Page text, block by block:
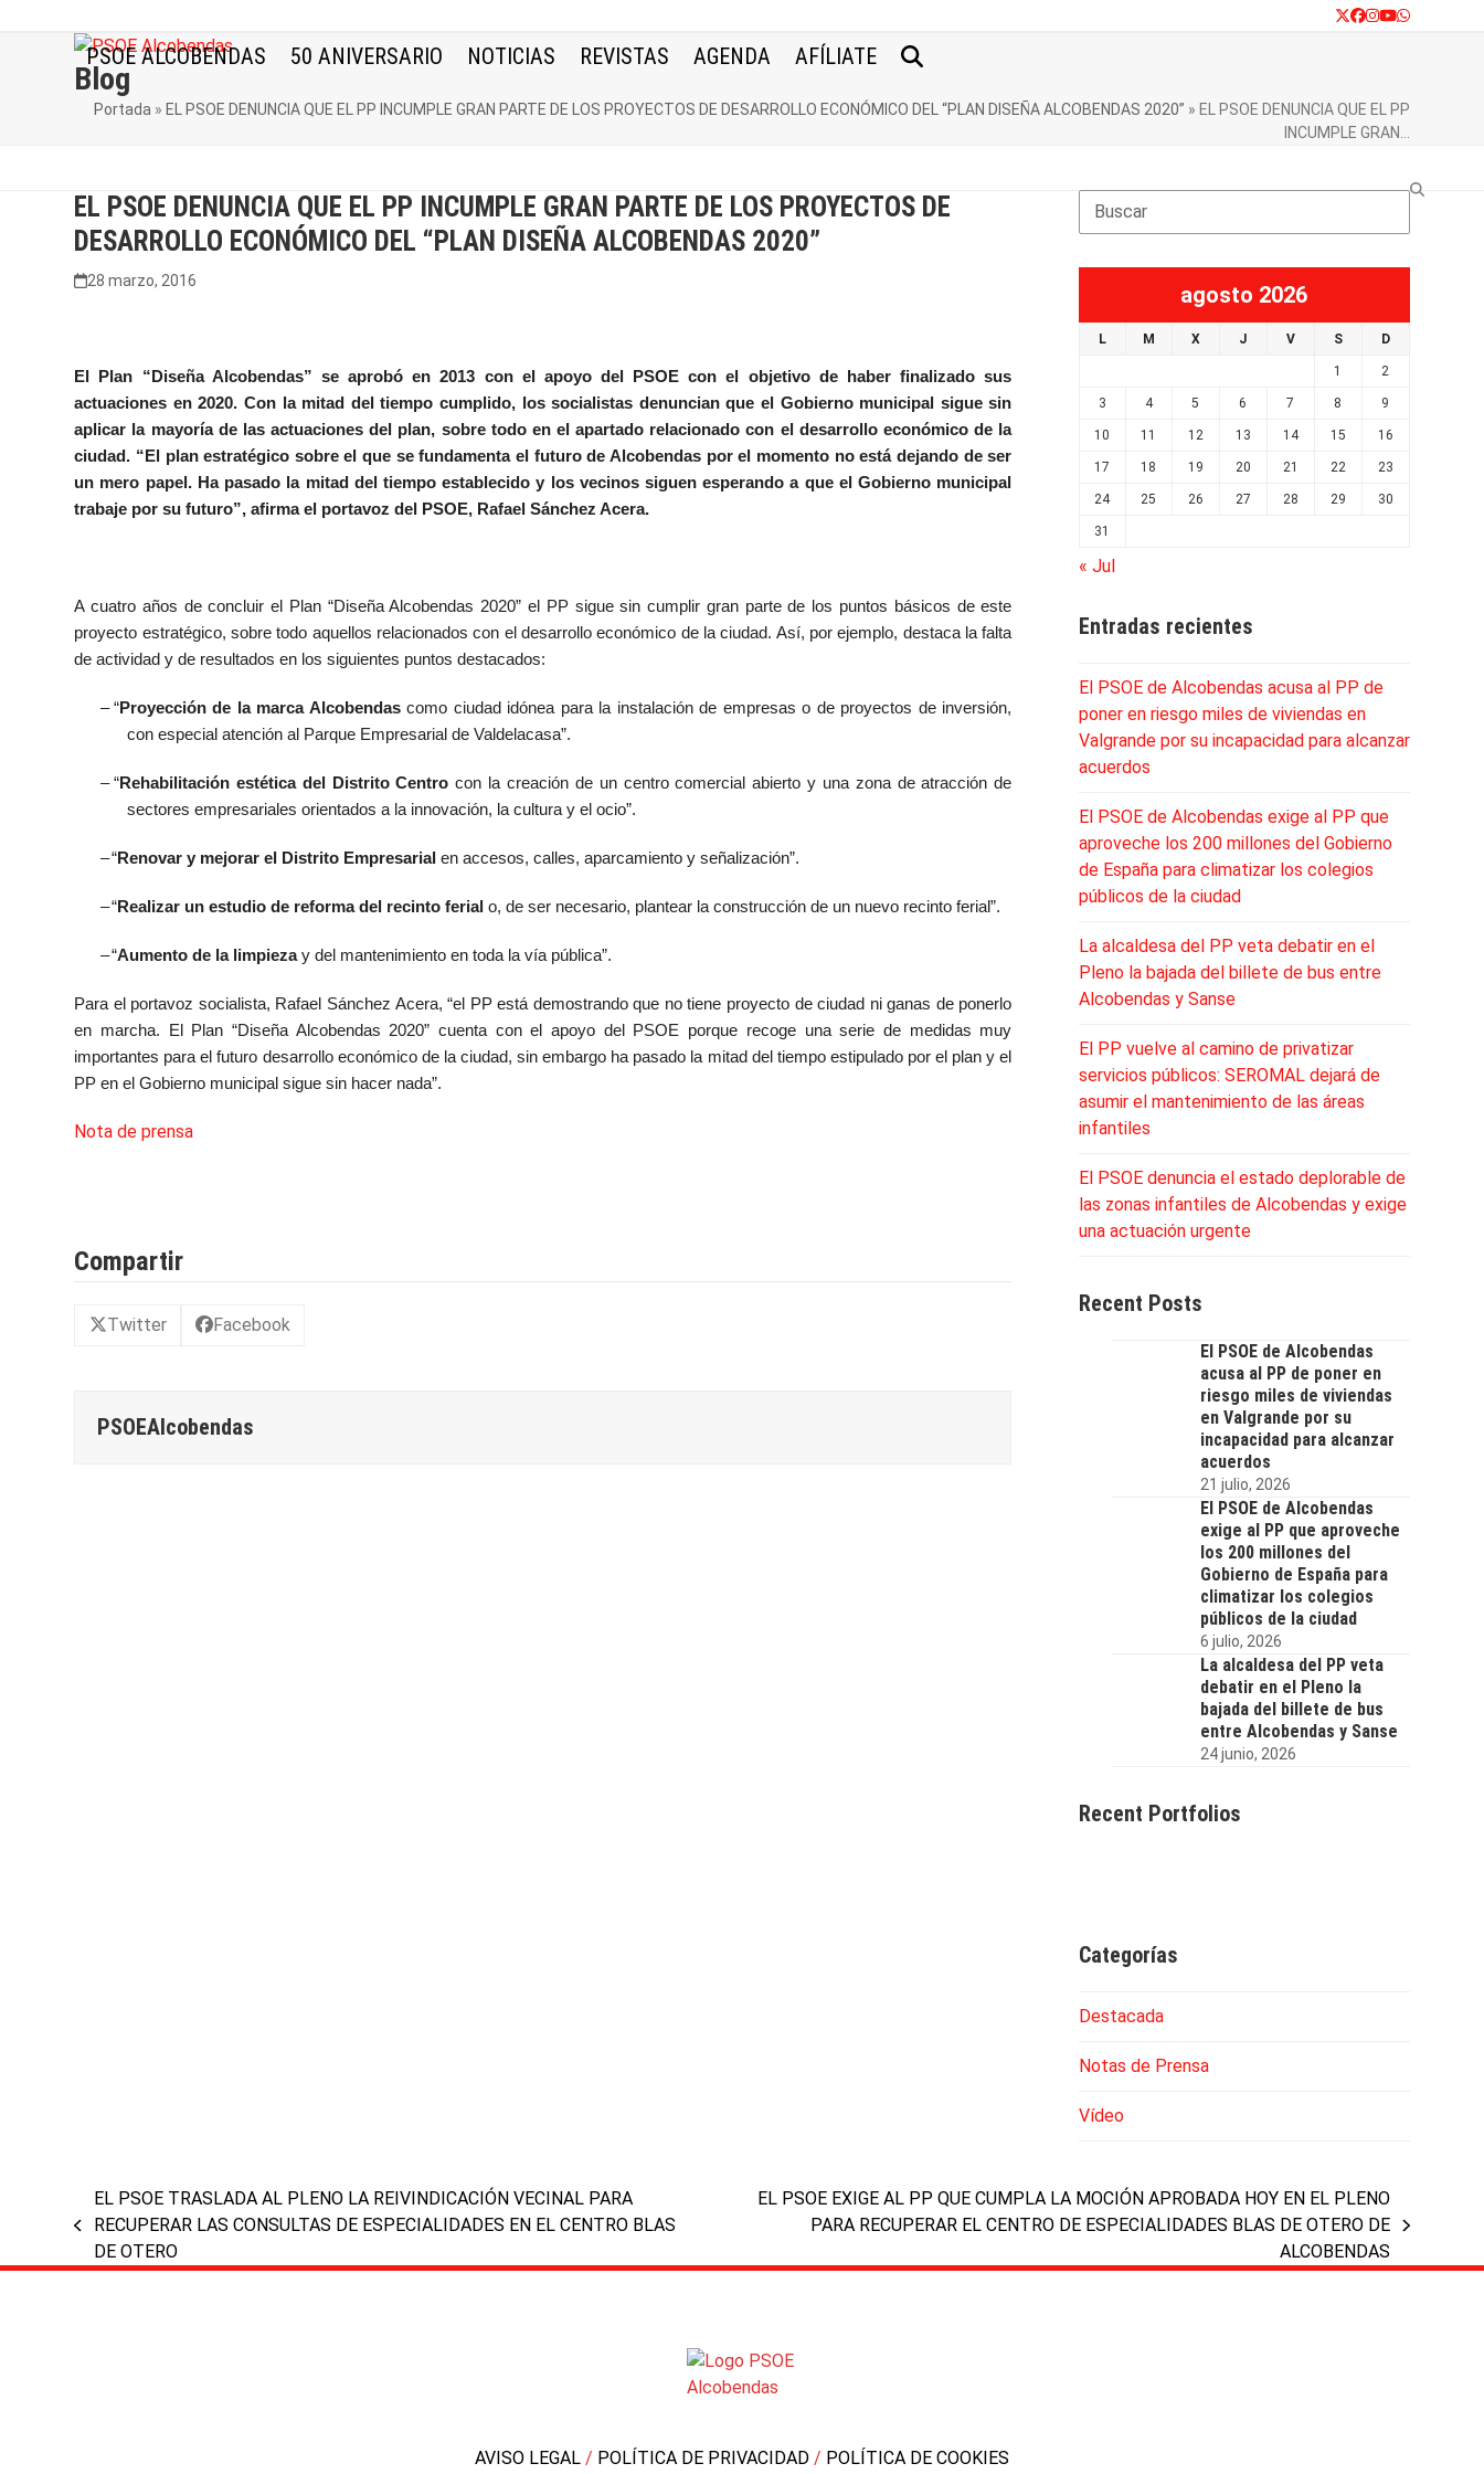
Twitter
Facebook
Instagram
YouTube
Whatsapp
PSOE ALCOBENDAS 50 ANIVERSARIO NOTICIAS REVISTAS AGENDA AFÍLIATE
Blog
Portada » EL PSOE DENUNCIA QUE EL PP INCUMPLE GRAN PARTE DE LOS PROYECTOS DE DESARROLLO ECONÓMICO DEL “PLAN DISEÑA ALCOBENDAS 2020” » EL PSOE DENUNCIA QUE EL PP
INCUMPLE GRAN…
EL PSOE DENUNCIA QUE EL PP INCUMPLE GRAN PARTE DE LOS PROYECTOS DE
DESARROLLO ECONÓMICO DEL “PLAN DISEÑA ALCOBENDAS 2020”
28 marzo, 2016
El Plan “Diseña Alcobendas” se aprobó en 2013 con el apoyo del PSOE con el objetivo de haber finalizado sus
actuaciones en 2020. Con la mitad del tiempo cumplido, los socialistas denuncian que el Gobierno municipal sigue sin
aplicar la mayoría de las actuaciones del plan, sobre todo en el apartado relacionado con el desarrollo económico de la
ciudad. “El plan estratégico sobre el que se fundamenta el futuro de Alcobendas por el momento no está dejando de ser
un mero papel. Ha pasado la mitad del tiempo establecido y los vecinos siguen esperando a que el Gobierno municipal
trabaje por su futuro”, afirma el portavoz del PSOE, Rafael Sánchez Acera.
A cuatro años de concluir el Plan “Diseña Alcobendas 2020” el PP sigue sin cumplir gran parte de los puntos básicos de este
proyecto estratégico, sobre todo aquellos relacionados con el desarrollo económico de la ciudad. Así, por ejemplo, destaca la falta
de actividad y de resultados en los siguientes puntos destacados:
– “Proyección de la marca Alcobendascomo ciudad idónea para la instalación de empresas o de proyectos de inversión,
con especial atención al Parque Empresarial de Valdelacasa”.
– “Rehabilitación estética del Distrito Centro con la creación de un centro comercial abierto y una zona de atracción de
sectores empresariales orientados a la innovación, la cultura y el ocio”.
–“Renovar y mejorar el Distrito Empresarial en accesos, calles, aparcamiento y señalización”.
–“Realizar un estudio de reforma del recinto ferial o, de ser necesario, plantear la construcción de un nuevo recinto ferial”.
–“Aumento de la limpiezay del mantenimiento en toda la vía pública”.
Para el portavoz socialista, Rafael Sánchez Acera, “el PP está demostrando que no tiene proyecto de ciudad ni ganas de ponerlo
en marcha. El Plan “Diseña Alcobendas 2020” cuenta con el apoyo del PSOE porque recoge una serie de medidas muy
importantes para el futuro desarrollo económico de la ciudad, sin embargo ha pasado la mitad del tiempo estipulado por el plan y el
PP en el Gobierno municipal sigue sin hacer nada”.
Nota de prensa
Compartir
Twitter Facebook
PSOEAlcobendas
Search
agosto 2026
L M X J V S D
1 2
3 4 5 6 7 8 9
10 11 12 13 14 15 16
17 18 19 20 21 22 23
24 25 26 27 28 29 30
31
« Jul
Entradas recientes
El PSOE de Alcobendas acusa al PP de
poner en riesgo miles de viviendas en
Valgrande por su incapacidad para alcanzar
acuerdos
El PSOE de Alcobendas exige al PP que
aproveche los 200 millones del Gobierno
de España para climatizar los colegios
públicos de la ciudad
La alcaldesa del PP veta debatir en el
Pleno la bajada del billete de bus entre
Alcobendas y Sanse
El PP vuelve al camino de privatizar
servicios públicos: SEROMAL dejará de
asumir el mantenimiento de las áreas
infantiles
El PSOE denuncia el estado deplorable de
las zonas infantiles de Alcobendas y exige
una actuación urgente
Recent Posts
El PSOE de Alcobendas
acusa al PP de poner en
riesgo miles de viviendas
en Valgrande por su
incapacidad para alcanzar
acuerdos
21 julio, 2026
El PSOE de Alcobendas
exige al PP que aproveche
los 200 millones del
Gobierno de España para
climatizar los colegios
públicos de la ciudad
6 julio, 2026
La alcaldesa del PP veta
debatir en el Pleno la
bajada del billete de bus
entre Alcobendas y Sanse
24 junio, 2026
Recent Portfolios
Categorías
Destacada
Notas de Prensa
Vídeo
previous
post:
EL PSOE TRASLADA AL PLENO LA REIVINDICACIÓN VECINAL PARA
RECUPERAR LAS CONSULTAS DE ESPECIALIDADES EN EL CENTRO BLAS
DE OTERO
post:
EL PSOE EXIGE AL PP QUE CUMPLA LA MOCIÓN APROBADA HOY EN EL PLENO
PARA RECUPERAR EL CENTRO DE ESPECIALIDADES BLAS DE OTERO DE
ALCOBENDAS
AVISO LEGAL / POLÍTICA DE PRIVACIDAD / POLÍTICA DE COOKIES